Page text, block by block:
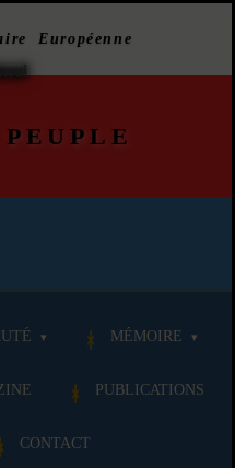
Européenne
PEUPLE
MÉMOIRE
PUBLICATIONS
CONTACT